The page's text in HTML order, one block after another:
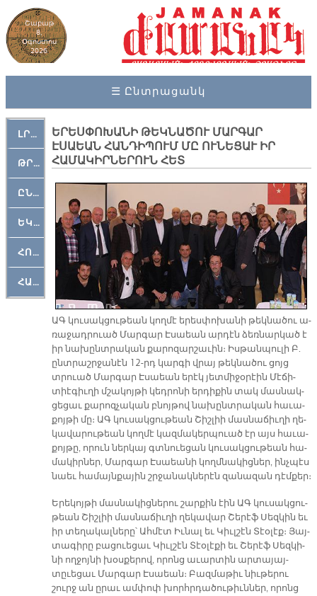
Շաբաթ
8,
Օգոստոս
2026
☰ Ընտրացանկ
ԼՐԱՀՈՍ
ԹՐՔԱՀԱՅ ԿԵԱՆՔ
ԸՆԿԵՐԱՄՇԱԿՈՒԹԱՅԻՆ
ԵԿԵՂԵՑԱԿԱՆ
ՀՈԳԵՄՏԱՒՈՐ
ՀԱՐԹԱԿ
ԵՐԵՍՓՈԽԱՆԻ ԹԵԿՆԱԾՈՒ ՄԱՐԳԱՐ
ԷՍԱԵԱՆ ՀԱՆԴԻՊՈՒՄ ՄԸ ՈՒՆԵՑԱՒ ԻՐ
ՀԱՄԱԿԻՐՆԵՐՈՒՆ ՀԵՏ
ԱԳ կու­սակ­ցու­թեան կող­մէ ե­րես­փո­խա­նի թեկ­նա­ծու ա­
ռա­ջադ­րուած Մար­գար Է­սաեան ար­դէն ձեռ­նար­կած է
իր նա­խընտ­րա­կան քա­րո­զար­շա­ւին։ Իս­թան­պու­լի Բ.
ընտ­րաշր­ջա­նէն 12-րդ կար­գի վրայ թեկ­նա­ծու ցոյց
տրուած Մար­գար Է­սաեան ե­րէկ յետ­մի­ջօ­րէին Մէ­ճի­
տիէ­գիւ­ղի մշա­կոյ­թի կեդ­րո­նի եր­դի­քին տակ մաս­նակ­
ցե­ցաւ քա­րոզ­չա­կան բնոյ­թով նա­խընտ­րա­կան հա­ւա­
քոյ­թի մը։ ԱԳ կու­սակ­ցու­թեան Շիշ­լիի մաս­նա­ճիւ­ղի ղե­
կա­վա­րու­թեան կող­մէ կազ­մա­կեր­պուած էր այս հա­ւա­
քոյ­թը, ո­րուն ներ­կայ գտնուե­ցան կու­սակ­ցու­թեան հա­
մա­կիր­ներ, Մար­գար Է­սաեա­նի կողմ­նա­կից­ներ, ինչ­պէս
նաեւ հա­մայն­քա­յին շրջա­նակ­նե­րէն զա­նա­զան դէմ­քեր։
Ե­րե­կոյ­թի մաս­նա­կից­նե­րու շար­քին էին ԱԳ կու­սակ­ցու­
թեան Շիշ­լիի մաս­նա­ճիւ­ղի ղե­կա­վար Շե­րէֆ Սեզ­կին եւ
իր տե­ղա­կալ­նե­րը՝ Ահ­մէտ Իւ­նալ եւ Կիւլ­շէն Տէօ­լէք։ Յայ­
տա­գի­րը բա­ցուե­ցաւ Կիւլ­շէն Տէօ­լէ­քի եւ Շե­րէֆ Սեզ­կի­
նի ող­ջոյ­նի խօս­քե­րով, ո­րոնց ա­ւար­տին ար­տա­յայ-
տըւե­ցաւ Մար­գար Է­սաեան։ Բազ­մա­թիւ նիւ­թե­րու
շուրջ ան ը­րաւ ամ­փոփ խորհր­դա­ծու­թիւն­ներ, ո­րոնց